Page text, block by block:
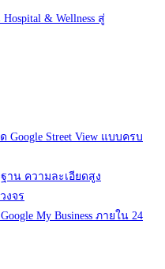
& Wellness สู่
Street View แบบครบ
าน ความละเอียดสูง
งจร
My Business ภายใน 24